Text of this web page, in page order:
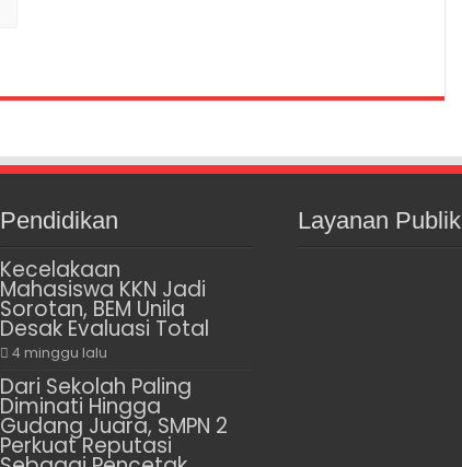
Pendidikan
Kecelakaan
Mahasiswa KKN Jadi
Sorotan, BEM Unila
Desak Evaluasi Total
4 minggu lalu
Dari Sekolah Paling
Diminati Hingga
Gudang Juara, SMPN 2
Perkuat Reputasi
Layanan Publik